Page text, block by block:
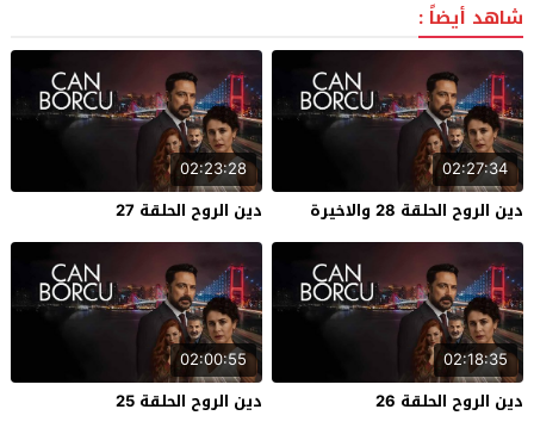
شاهد أيضاً :
02:27:34
دين الروح الحلقة 28 والاخيرة
02:23:28
دين الروح الحلقة 27
02:18:35
دين الروح الحلقة 26
02:00:55
دين الروح الحلقة 25